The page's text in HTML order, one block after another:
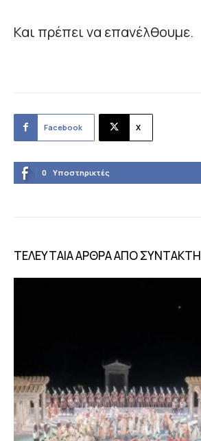
Και πρέπει να επανέλθουμε.
Facebook X
0 Υποστηρικτές
ΤΕΛΕΥΤΑΙΑ ΑΡΘΡΑ ΑΠΟ ΣΥΝΤΑΚΤΗ